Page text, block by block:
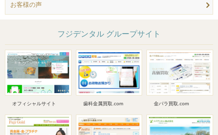
お客様の声
フジデンタル グループサイト
オフィシャルサイト 歯科金属買取.com 金パラ買取.com